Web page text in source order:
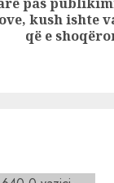
gjithë
kush ishte
që e